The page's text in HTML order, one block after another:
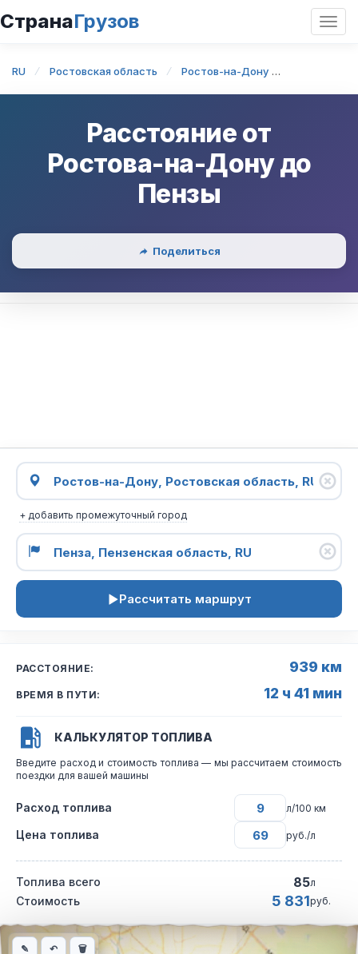
СтранаГрузов
RU Ростовская область Ростов-на-Дону
Расстояние от
Ростова-на-Донудо
Пензы
Поделиться
+ добавить промежуточный город
Рассчитать маршрут
РАССТОЯНИЕ: 939 км
ВРЕМЯ В ПУТИ: 12 ч 41 мин
КАЛЬКУЛЯТОР ТОПЛИВА
Введите расход и стоимость топлива — мы рассчитаем стоимость
поездки для вашей машины
Расход топлива л/100 км
Цена топлива руб./л
Топлива всего 85л
Стоимость 5 831руб.
Интерактивная карта автомобильного маршрута из города
✎ ↶ 🗑